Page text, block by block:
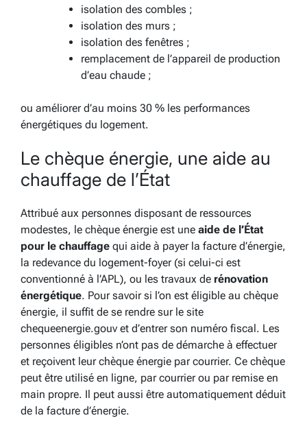
isolation des combles ;
isolation des murs ;
isolation des fenêtres ;
remplacement de l’appareil de production
d’eau chaude ;
ou améliorer d’au moins 30 % les performances
énergétiques du logement.
Le chèque énergie, une aide au
chauffage de l’État
Attribué aux personnes disposant de ressources
modestes, le chèque énergie est une aide de l’État
pour le chauffage qui aide à payer la facture d’énergie,
la redevance du logement-foyer (si celui-ci est
conventionné à l’APL), ou les travaux de rénovation
énergétique. Pour savoir si l’on est éligible au chèque
énergie, il suffit de se rendre sur le site
chequeenergie.gouv et d’entrer son numéro fiscal. Les
personnes éligibles n’ont pas de démarche à effectuer
et reçoivent leur chèque énergie par courrier. Ce chèque
peut être utilisé en ligne, par courrier ou par remise en
main propre. Il peut aussi être automatiquement déduit
de la facture d’énergie.